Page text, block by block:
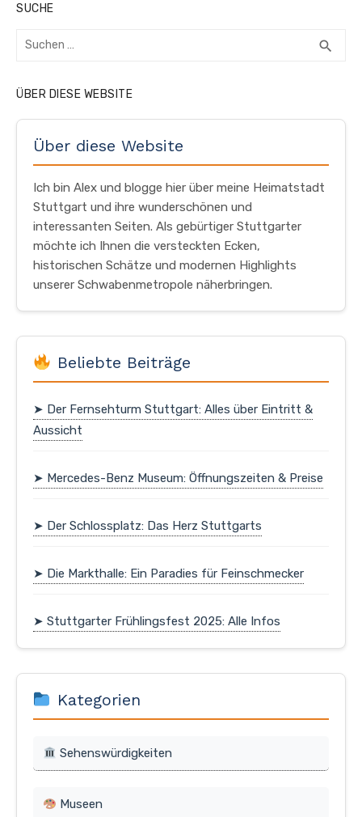
SUCHE
Suchen
search
ÜBER DIESE WEBSITE
Über diese Website
Ich bin Alex und blogge hier über meine Heimatstadt
Stuttgart und ihre wunderschönen und
interessanten Seiten. Als gebürtiger Stuttgarter
möchte ich Ihnen die versteckten Ecken,
historischen Schätze und modernen Highlights
unserer Schwabenmetropole näherbringen.
Beliebte Beiträge
➤ Der Fernsehturm Stuttgart: Alles über Eintritt &
Aussicht
➤ Mercedes-Benz Museum: Öffnungszeiten & Preise
➤ Der Schlossplatz: Das Herz Stuttgarts
➤ Die Markthalle: Ein Paradies für Feinschmecker
➤ Stuttgarter Frühlingsfest 2025: Alle Infos
Kategorien
Sehenswürdigkeiten
Museen